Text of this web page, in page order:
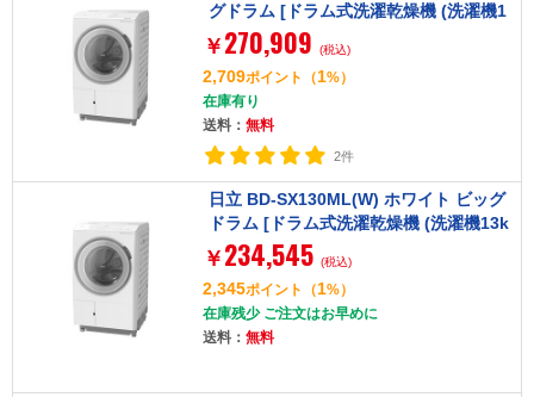
グドラム [ドラム式洗濯乾燥機 (洗濯機1
3kg/乾燥機7kg) 左開き]
￥ 270,909 (税込)
2,709ポイント （1%）
在庫有り
送料： 無料
2件
日立 BD-SX130ML(W) ホワイト ビッグ
ドラム [ドラム式洗濯乾燥機 (洗濯機13k
g/乾燥機7kg) 左開き]
￥ 234,545 (税込)
2,345ポイント （1%）
在庫残少 ご注文はお早めに
送料： 無料